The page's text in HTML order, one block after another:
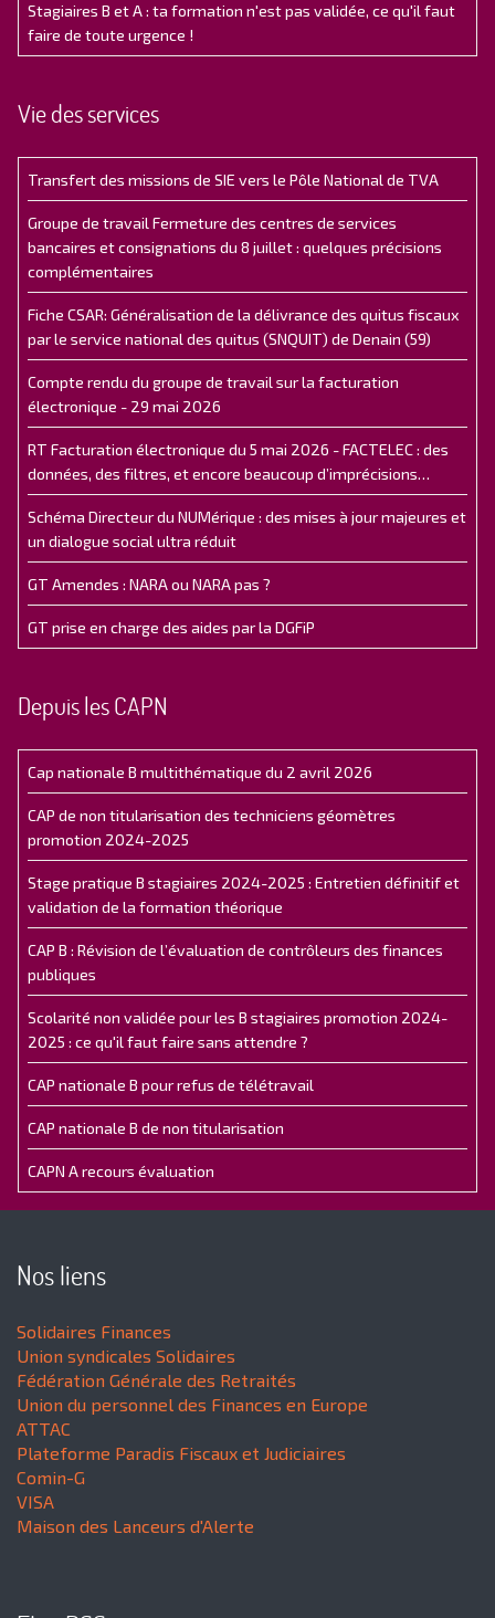
Stagiaires B et A : ta formation n'est pas validée, ce qu'il faut
faire de toute urgence !
Vie des services
Transfert des missions de SIE vers le Pôle National de TVA
Groupe de travail Fermeture des centres de services
bancaires et consignations du 8 juillet : quelques précisions
complémentaires
Fiche CSAR: Généralisation de la délivrance des quitus fiscaux
par le service national des quitus (SNQUIT) de Denain (59)
Compte rendu du groupe de travail sur la facturation
électronique - 29 mai 2026
RT Facturation électronique du 5 mai 2026 - FACTELEC : des
données, des filtres, et encore beaucoup d’imprécisions…
Schéma Directeur du NUMérique : des mises à jour majeures et
un dialogue social ultra réduit
GT Amendes : NARA ou NARA pas ?
GT prise en charge des aides par la DGFiP
Depuis les CAPN
Cap nationale B multithématique du 2 avril 2026
CAP de non titularisation des techniciens géomètres
promotion 2024-2025
Stage pratique B stagiaires 2024-2025 : Entretien définitif et
validation de la formation théorique
CAP B : Révision de l’évaluation de contrôleurs des finances
publiques
Scolarité non validée pour les B stagiaires promotion 2024-
2025 : ce qu'il faut faire sans attendre ?
CAP nationale B pour refus de télétravail
CAP nationale B de non titularisation
CAPN A recours évaluation
Nos liens
Solidaires Finances
Union syndicales Solidaires
Fédération Générale des Retraités
Union du personnel des Finances en Europe
ATTAC
Plateforme Paradis Fiscaux et Judiciaires
Comin-G
VISA
Maison des Lanceurs d'Alerte